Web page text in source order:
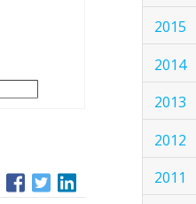
2015
2014
2013
2012
2011